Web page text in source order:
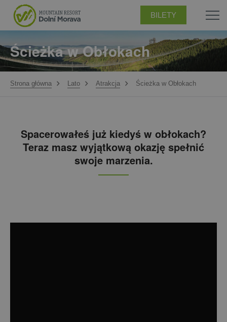
BILETY
Ścieżka w Obłokach
Strona główna Lato Atrakcja Ścieżka w Obłokach
Spacerowałeś już kiedyś w obłokach?
Teraz masz wyjątkową okazję spełnić
swoje marzenia.